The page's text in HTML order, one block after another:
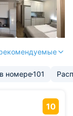
номере101
10